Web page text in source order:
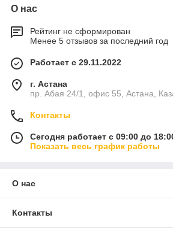
О нас
Рейтинг не сформирован
Менее 5 отзывов за последний год
Работает с 29.11.2022
г. Астана
пр. Абая 24/1, офис 55, Астана,
Контакты
Сегодня работает с 09:00 до
Показать весь график работы
О нас
Контакты